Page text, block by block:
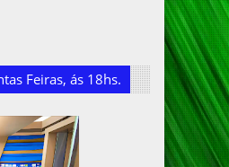
Feiras, ás 18hs.